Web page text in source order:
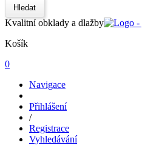
Hledat
Kvalitní obklady a dlažby
Košík
0
Navigace
Přihlášení
/
Registrace
Vyhledávání